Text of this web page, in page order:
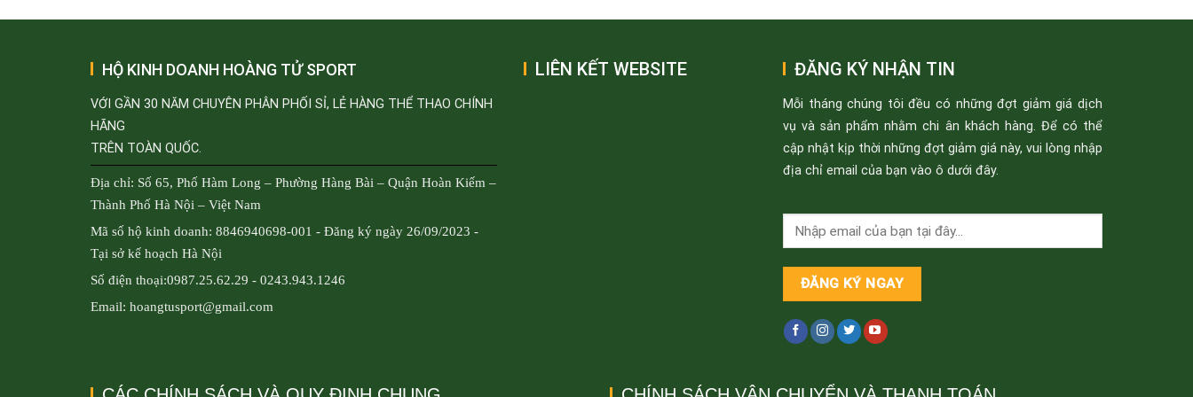
HỘ KINH DOANH HOÀNG TỬ SPORT
VỚI GẦN 30 NĂM CHUYÊN PHÂN PHỐI SỈ, LẺ HÀNG THỂ THAO CHÍNH
HÃNG
TRÊN TOÀN QUỐC.
Địa chỉ: Số 65, Phố Hàm Long – Phường Hàng Bài – Quận Hoàn Kiếm –
Thành Phố Hà Nội – Việt Nam
Mã số hộ kinh doanh: 8846940698-001 - Đăng ký ngày 26/09/2023 -
Tại sở kế hoạch Hà Nội
Số điện thoại:0987.25.62.29 - 0243.943.1246
Email: hoangtusport@gmail.com
LIÊN KẾT WEBSITE ĐĂNG KÝ NHẬN TIN
Mỗi tháng chúng tôi đều có những đợt giảm giá dịch
vụ và sản phẩm nhằm chi ân khách hàng. Để có thể
cập nhật kịp thời những đợt giảm giá này, vui lòng nhập
địa chỉ email của bạn vào ô dưới đây.